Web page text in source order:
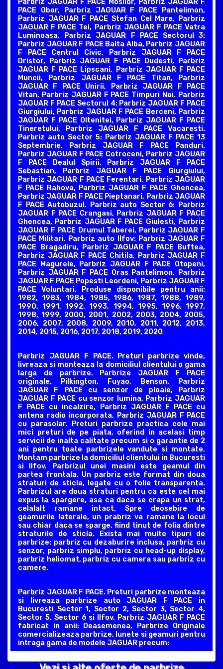
Parbriz JAGUAR F PACE Mosilor, Parbriz JAGUAR F
PACE Obor, Parbriz JAGUAR F PACE Pantelimon,
Parbriz JAGUAR F PACE Stefan Cel Mare, Parbriz
JAGUAR F PACE Tei, Parbriz JAGUAR F PACE Vatra
Luminoasa. Parbriz JAGUAR F PACE Sectorul 3:
Parbriz JAGUAR F PACE Balta Alba, Parbriz JAGUAR
F PACE Centrul Civic, Parbriz JAGUAR F PACE
Dristor, Parbriz JAGUAR F PACE Dudesti, Parbriz
JAGUAR F PACE Lipscani, Parbriz JAGUAR F PACE
Muncii, Parbriz JAGUAR F PACE Titan, Parbriz
JAGUAR F PACE Unirii, Parbriz JAGUAR F PACE
Vitan, Parbriz JAGUAR F PACE Timpuri Noi. Parbriz
JAGUAR F PACE Sectorul 4: Parbriz JAGUAR F PACE
Giurgiului, Parbriz JAGUAR F PACE Berceni, Parbriz
JAGUAR F PACE Oltenitei, Parbriz JAGUAR F PACE
Tineretului, Parbriz JAGUAR F PACE Vacaresti.
Parbriz auto Sector 5: Parbriz JAGUAR F PACE 13
Septembrie, Parbriz JAGUAR F PACE Panduri,
Parbriz JAGUAR F PACE Cotroceni, Parbriz JAGUAR
F PACE Dealul Spirii, Parbriz JAGUAR F PACE
Sebastian, Parbriz JAGUAR F PACE Giurgiului,
Parbriz JAGUAR F PACE Ferentari, Parbriz JAGUAR
F PACE Rahova, Parbriz JAGUAR F PACE Ghencea,
Parbriz JAGUAR F PACE Pieptanari, Parbriz JAGUAR
F PACE Autobuzul. Parbriz auto Sector 6: Parbriz
JAGUAR F PACE Crangasi, Parbriz JAGUAR F PACE
Ghencea, Parbriz JAGUAR F PACE Giulesti, Parbriz
JAGUAR F PACE Drumul Taberei, Parbriz JAGUAR F
PACE Militari. Parbriz auto Ilfov: Parbriz JAGUAR F
PACE Bragadiru, Parbriz JAGUAR F PACE Buftea,
Parbriz JAGUAR F PACE Chitila, Parbriz JAGUAR F
PACE Magurele, Parbriz JAGUAR F PACE Otopeni,
Parbriz JAGUAR F PACE Oras Pantelimon, Parbriz
JAGUAR F PACE Popesti Leordeni, Parbriz JAGUAR F
PACE Voluntari. Produse disponibile pentru anii:
1982, 1983, 1984, 1985, 1986, 1987, 1988, 1989,
1990, 1991, 1992, 1993, 1994, 1995, 1996, 1997,
1998, 1999, 2000, 2001, 2002, 2003, 2004, 2005,
2006, 2007, 2008, 2009, 2010, 2011, 2012, 2013,
2014, 2015, 2016, 2017, 2018, 2019, 2020
Parbriz JAGUAR F PACE. Preturi parbrize vinde,
livreaza si monteaza la domiciliul clientului o gama
larga de parbrize. Parbrize JAGUAR F PACE
originale, Pilkington, Fuyao, Benson. Parbriz
JAGUAR F PACE cu senzor de ploaie, Parbriz
JAGUAR F PACE cu senzor lumina, Parbriz JAGUAR
F PACE cu incalzire, Parbriz JAGUAR F PACE cu
antena radio incorporata, Parbriz JAGUAR F PACE
cu parasolar. Preturi parbrize practica cele mai
mici preturi de pe piata, oferind in acelasi timp
servicii de inalta calitate precum si o garantie de 2
ani pentru toate parbrizele vandute si montate.
Montam parbrize la domiciliul clientului in Bucuresti
si Ilfov. Parbrizul unei masini este geamul din
partea frontala. Un parbriz este format din doua
straturi de sticla, legate cu o folie transparenta.
Parbrizul are doua straturi pentru ca este cel mai
expus la spargere, asa ca daca se crapa un strat,
celalalt ramane intact. Spre deosebire de
geamurile laterale, un prabriz va ramane la locul
sau chiar daca se sparge, fiind tinut de folia dintre
straturile de sticla. Exista mai multe tipuri de
parbrize: parbriz cu dezaburire inclusa, parbriz cu
senzor, parbriz simplu, parbriz cu head-up display,
parbriz heliomat, parbriz cu camera sau parbriz cu
camere.
Parbriz JAGUAR F PACE. Preturi parbrize monteaza
si livreaza parbrize auto JAGUAR F PACE in
Bucuresti Sector 1, Sector 2, Sector 3, Sector 4,
Sector 5, Sector 6 si Ilfov. Parbriz JAGUAR F PACE
fabricat in anii: Deasemenea, Parbrize Originale
comercializeaza parbrize, lunete si geamuri pentru
intraga gama de modele JAGUAR precum: